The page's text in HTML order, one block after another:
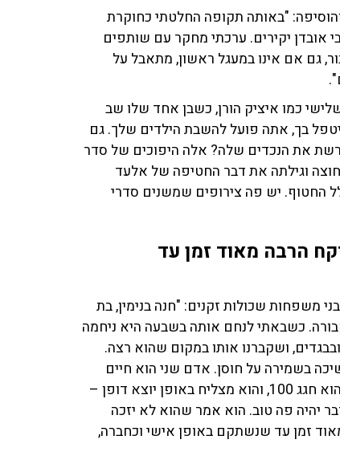
והוסיפה: "באותה תקופה החלטתי כחוקרת
אובדן יקירים. ערכתי מחקר עם שותפים
גם אם אינו במעגל ראשון, מתאבל על
כמו איציק הורן, כשבן אחד שלו שב
בך, אתה פועל להשבת הילדים שלך. גם
את הנכדים שלה? אלה היפוכים של סדר
וגילתה את דבר החטיפה של אלעד
החטוף. יש פה צירופים שמשנים סדרי
הרבה מאוד זמן עד
משפחות שכולות זקנים: "חנה בנימין, בת
כשבאתי לנחם אותה בשבעה היא ניחמה
ושקברנו אותו במקום שהוא רצה.
בשמירה על חוסן. אדם שני הוא חיים
שילה, ממייסדי קיבוץ נירים, שקרא לעצמו 'שורד שואה לייט'. הוא חגג 100, והוא מצליח באופן יוצא דופן –
יהיה פה טוב. הוא אמר שהוא לא יזכה
מאוד זמן עד שנשתקם באופן אישי וכחברה,